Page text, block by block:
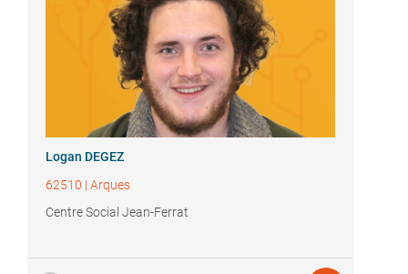
Logan DEGEZ
62510 | Arques
Centre Social Jean-Ferrat